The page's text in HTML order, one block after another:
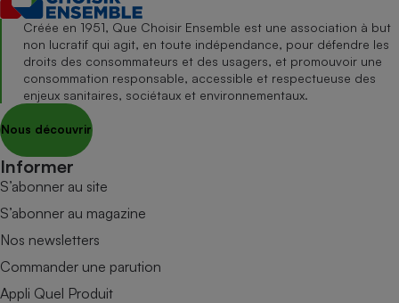
Créée en 1951, Que Choisir Ensemble est une association à but
non lucratif qui agit, en toute indépendance, pour défendre les
droits des consommateurs et des usagers, et promouvoir une
consommation responsable, accessible et respectueuse des
enjeux sanitaires, sociétaux et environnementaux.
Nous découvrir
Informer
S’abonner au site
S’abonner au magazine
Nos newsletters
Commander une parution
Appli Quel Produit